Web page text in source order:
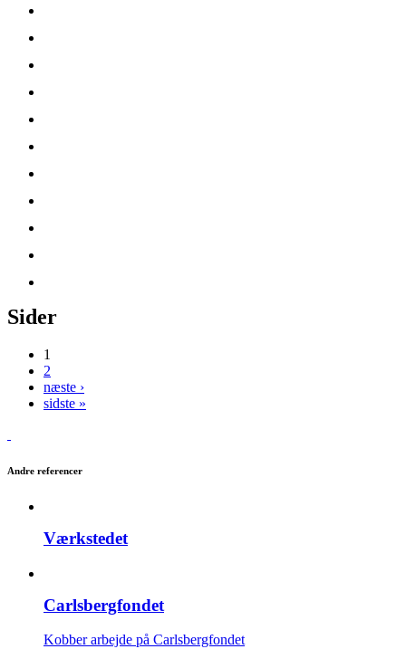
Sider
1
2
næste ›
sidste »
Andre referencer
Værkstedet
Carlsbergfondet
Kobber arbejde på Carlsbergfondet